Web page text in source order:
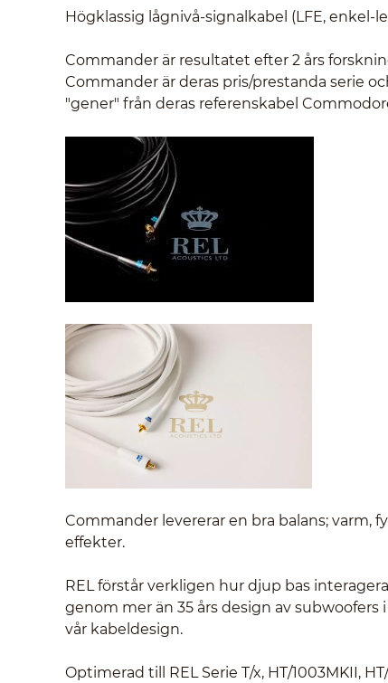
Högklassig lågnivå-signalkabel (LFE, enkel-
Commander är resultatet efter 2 års
Commander är deras pris/prestanda serie
"gener" från deras referenskabel
Commander levererar en bra balans; varm,
effekter.
REL förstår verkligen hur djup bas
genom mer än 35 års design av
vår kabeldesign.
Optimerad till REL Serie T/x, HT/1003MKII,